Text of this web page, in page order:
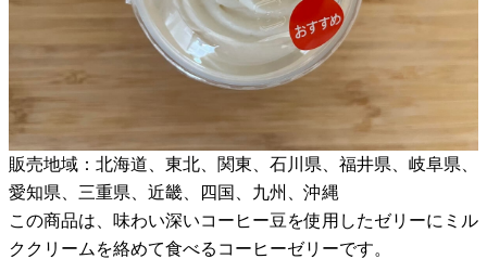
販売地域：北海道、東北、関東、石川県、福井県、岐阜県、
愛知県、三重県、近畿、四国、九州、沖縄
この商品は、味わい深いコーヒー豆を使用したゼリーにミル
ククリームを絡めて食べるコーヒーゼリーです。